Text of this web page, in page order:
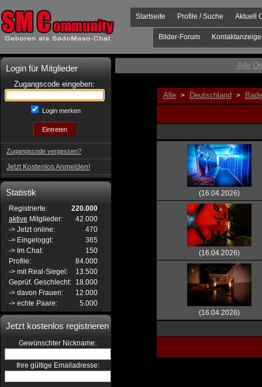
Aktuell
Profile / Suche
Startseite
Bilder-Forum
Login für Mitglieder
Zugangscode eingeben:
Login merken
Zugangscode vergessen?
Jetzt Kostenlos Anmelden!
Statistik
Registrierte:
220.000
aktive Mitglieder:
42.000
-> Jetzt online:
470
-> Eingeloggt:
365
-> Im Chat:
150
Profile:
84.000
-> mit Real-Siegel:
13.500
Geprüf. Geschlecht: 18.000
-> davon Frauen:
12.000
-> echte Paare:
5.000
Jetzt kostenlos registrieren
Gewünschter Nickname:
Ihre gültige Emailadresse:
Alle
Alle > Deutschland >
(16.04.2026)
(16.04.2026)
(16.04.2026)